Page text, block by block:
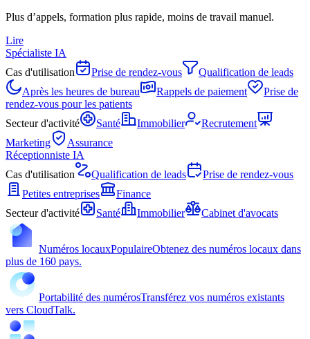
Plus d’appels, formation plus rapide, moins de travail manuel.
Lire
Spécialiste IA
Cas d'utilisation
Prise de rendez-vous
Qualification de leads
Après les heures de bureau
Rappels de paiement
Prise de
rendez-vous pour les patients
Secteur d'activité
Santé Immobilier
Recrutement
Marketing
Assurance
Réceptionniste IA
Cas d'utilisation
Qualification de leads
Prise de rendez-vous
Petites entreprises
Finance
Secteur d'activité
Santé Immobilier Cabinet d'avocats
Numéros locauxPopulaireObtenez des numéros locaux dans
plus de 160 pays.
Portabilité des numérosTransférez vos numéros existants
vers CloudTalk.